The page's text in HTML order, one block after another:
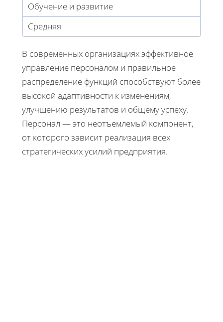
Обучение и развитие
Средняя
В современных организациях эффективное
управление персоналом и правильное
распределение функций способствуют более
высокой адаптивности к изменениям,
улучшению результатов и общему успеху.
Персонал — это неотъемлемый компонент,
от которого зависит реализация всех
стратегических усилий предприятия.